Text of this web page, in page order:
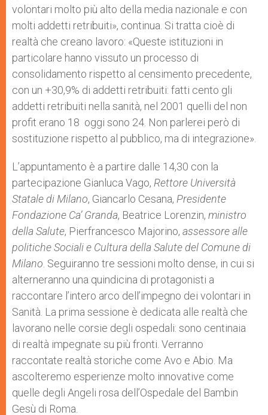
volontari molto più alto della media nazionale e con
molti addetti retribuiti», continua. Si tratta cioè di
realtà che creano lavoro: «Queste istituzioni in
particolare hanno vissuto un processo di
consolidamento rispetto al censimento precedente,
con un +30,9% di addetti retribuiti: fatti cento gli
addetti retribuiti nella sanità, nel 2001 quelli del non
profit erano 18 oggi sono 24. Non parlerei però di
sostituzione rispetto al pubblico, ma di integrazione».
L’appuntamento è a partire dalle 14,30 con la
partecipazione Gianluca Vago, Rettore Università
Statale di Milano, Giancarlo Cesana, Presidente
Fondazione Ca’ Granda, Beatrice Lorenzin, ministro
della Salute, Pierfrancesco Majorino, assessore alle
politiche Sociali e Cultura della Salute del Comune di
Milano . Seguiranno tre sessioni molto dense, in cui si
alterneranno una quindicina di protagonisti a
raccontare l’intero arco dell’impegno dei volontari in
Sanità. La prima sessione è dedicata alle realtà che
lavorano nelle corsie degli ospedali: sono centinaia
di realtà impegnate su più fronti. Verranno
raccontate realtà storiche come Avo e Abio. Ma
ascolteremo esperienze molto innovative come
quelle degli Angeli rosa dell’Ospedale del Bambin
Gesù di Roma.